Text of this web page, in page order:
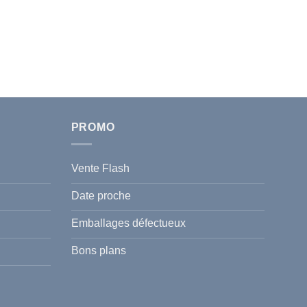
PROMO
Vente Flash
Date proche
Emballages défectueux
Bons plans